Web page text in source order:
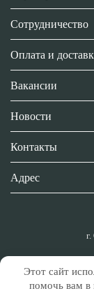
Сотрудничество
Оплата и
Вакансии
Новости
Контакты
Адрес
Этот сайт
помочь вам в